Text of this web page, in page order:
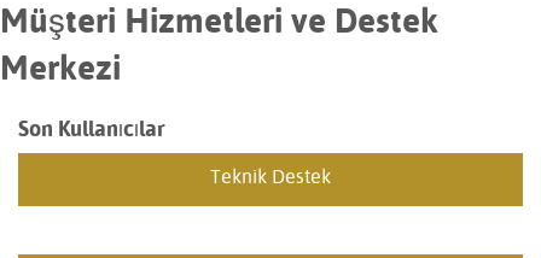
Müşteri Hizmetleri ve Destek
Merkezi
Son Kullanıcılar
Teknik Destek